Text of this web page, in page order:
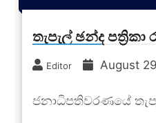
තැපැල් ඡන්ද
Editor August
ජනාධිපතිවරණයේ